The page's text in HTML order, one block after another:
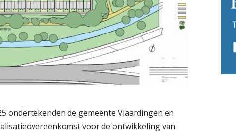
ondertekenden de gemeente Vlaardingen en
voor de ontwikkeling van